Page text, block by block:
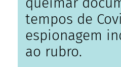
tempos de
espionagem
ao rubro.